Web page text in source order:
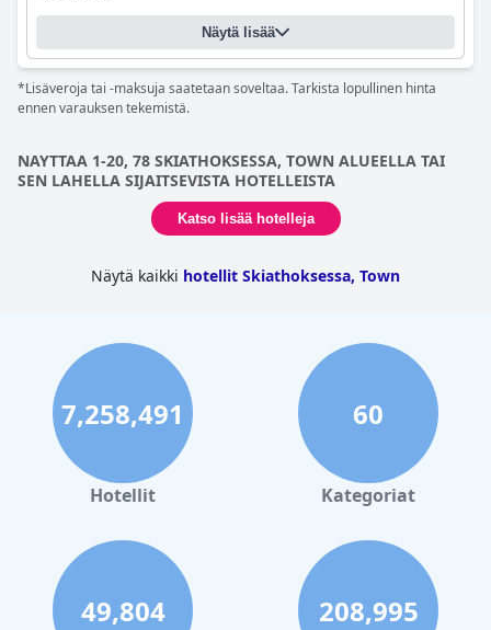
Näytä lisää
*Lisäveroja tai -maksuja saatetaan soveltaa. Tarkista lopullinen hinta
ennen varauksen tekemistä.
NAYTTAA 1-20, 78 SKIATHOKSESSA, TOWN ALUEELLA TAI
SEN LAHELLA SIJAITSEVISTA HOTELLEISTA
Katso lisää hotelleja
Näytä kaikki hotellit Skiathoksessa, Town
7,258,491
Hotellit
60
Kategoriat
49,804 208,995